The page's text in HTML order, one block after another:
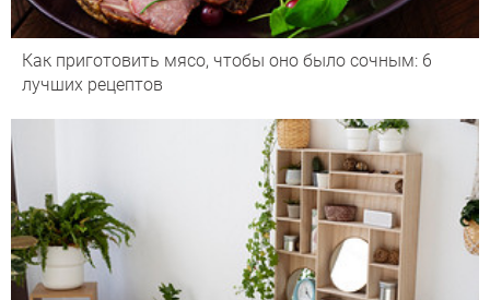
Как приготовить мясо, чтобы оно было сочным: 6
лучших рецептов